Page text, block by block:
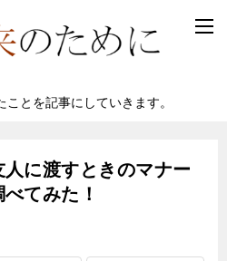
ことを記事にしていきます。
に渡すときのマナー
てみた！